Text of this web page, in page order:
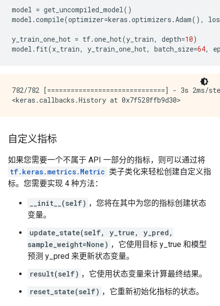
model = get_uncompiled_model()
model .compile(optimizer=keras .optimizers .Adam(),
y_train_one_hot = tf.one_hot(y_train, depth=10)
model . fit(x_train, y_train_one_hot, batch_size=64,
782/782 [==============================] - 3s
自定义指标
如果您需要一个不属于 API 一部分的指标，则可以通过将
tf.keras.metrics.Metric 类子类化来轻松创建自定义指
标。您需要实现 4 种方法：
__init__(self) ，您将在其中为您的指标创建状态
变量。
update_state(self, y_true, y_pred,
sample_weight=None) ，它使用目标 y_true 和模型
预测 y_pred 来更新状态变量。
result(self) ，它使用状态变量来计算最终结果。
reset_state(self) ，它重新初始化指标的状态。